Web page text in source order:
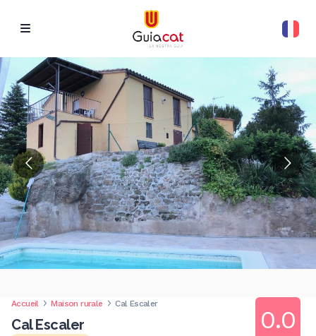
Accueil Maison rurale Cal Escaler
Cal Escaler 0.0